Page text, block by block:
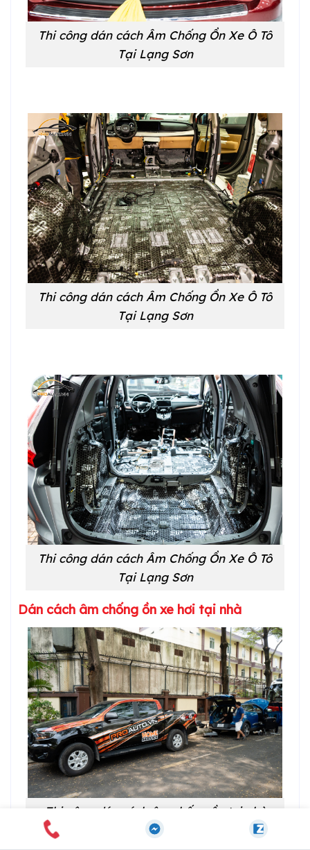
Thi công dán cách Âm Chống Ồn Xe Ô Tô
Tại Lạng Sơn
Thi công dán cách Âm Chống Ồn Xe Ô Tô
Tại Lạng Sơn
Thi công dán cách Âm Chống Ồn Xe Ô Tô
Tại Lạng Sơn
Dán cách âm chống ồn xe hơi tại nhà
Thi công dán cách âm chống ồn tại nhà
Nhằm tạo điều kiện cho các khách hàng